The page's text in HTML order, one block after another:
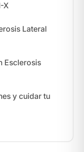
X
Lateral
Esclerosis
y cuidar tu